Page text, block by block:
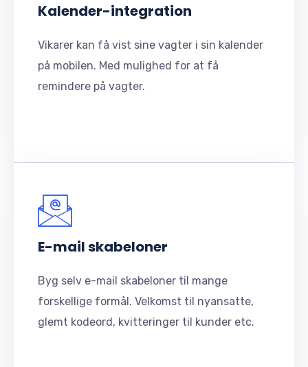
Kalender-integration
Vikarer kan få vist sine vagter i sin kalender
på mobilen. Med mulighed for at få
remindere på vagter.
E-mail skabeloner
Byg selv e-mail skabeloner til mange
forskellige formål. Velkomst til nyansatte,
glemt kodeord, kvitteringer til kunder etc.